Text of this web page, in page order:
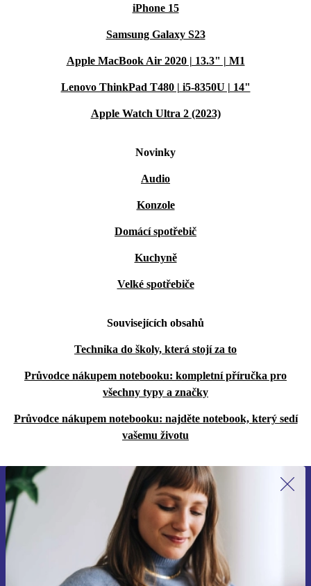
iPhone 15
Samsung Galaxy S23
Apple MacBook Air 2020 | 13.3" | M1
Lenovo ThinkPad T480 | i5-8350U | 14"
Apple Watch Ultra 2 (2023)
Novinky
Audio
Konzole
Domácí spotřebič
Kuchyně
Velké spotřebiče
Souvisejících obsahů
Technika do školy, která stojí za to
Průvodce nákupem notebooku: kompletní příručka pro
všechny typy a značky
Průvodce nákupem notebooku: najděte notebook, který sedí
vašemu životu
Přihlas se k odběru našich novinek a
ušetři 400 Kč!
Už nikdy nepromeškej žádnou nabídku.